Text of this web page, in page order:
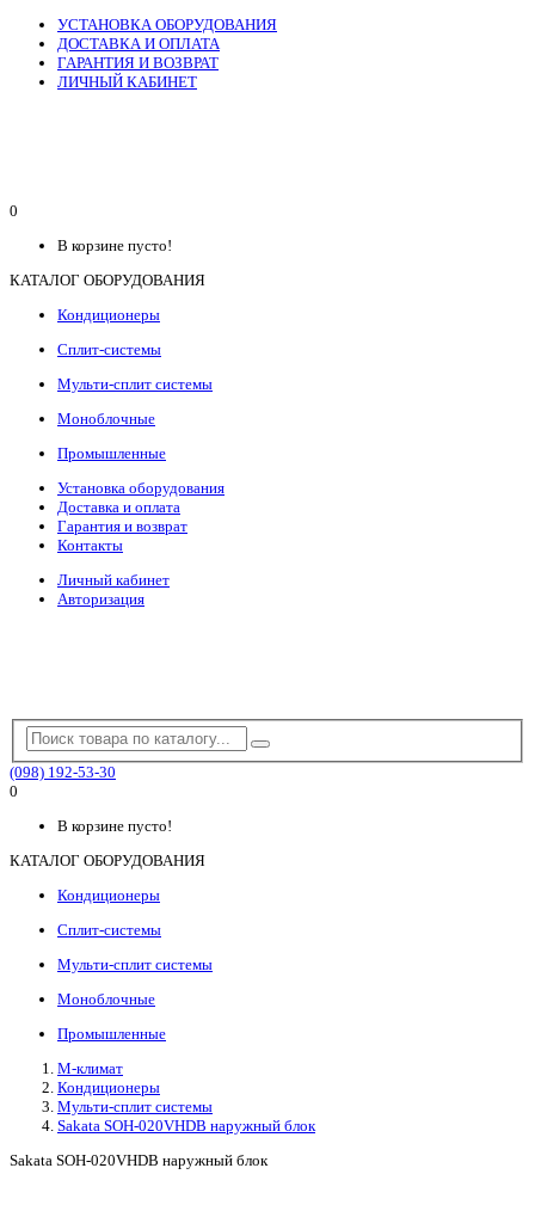
УСТАНОВКА ОБОРУДОВАНИЯ
ДОСТАВКА И ОПЛАТА
ГАРАНТИЯ И ВОЗВРАТ
ЛИЧНЫЙ КАБИНЕТ
0
В корзине пусто!
КАТАЛОГ ОБОРУДОВАНИЯ
Кондиционеры
Сплит-системы
Мульти-сплит системы
Моноблочные
Промышленные
Установка оборудования
Доставка и оплата
Гарантия и возврат
Контакты
Личный кабинет
Авторизация
(098) 192-53-30
0
В корзине пусто!
КАТАЛОГ ОБОРУДОВАНИЯ
Кондиционеры
Сплит-системы
Мульти-сплит системы
Моноблочные
Промышленные
М-климат
Кондиционеры
Мульти-сплит системы
Sakata SOH-020VHDB наружный блок
Sakata SOH-020VHDB наружный блок